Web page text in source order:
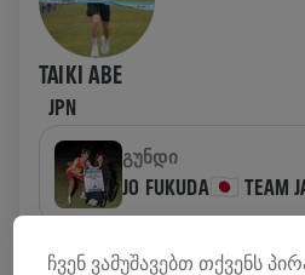
TAIKI ABE
JPN
ᲒᲣᲜᲓᲘ
JO FUKUDA🇯🇵 TEAM
ᲤᲝᲜᲓᲔᲑᲘᲡ ᲛᲝᲫᲘᲔᲑᲘᲡ
ჩვენ ვამუშავებთ თქვენს